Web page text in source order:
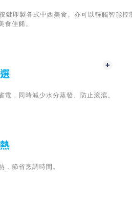
鍵即製各式中西美食。亦可以輕觸智能
食佳餚。
電，同時減少水分蒸發、防止滾瀉。
，節省烹調時間。